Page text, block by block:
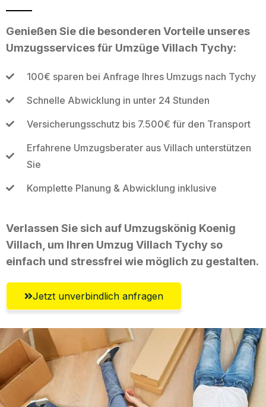
Genießen Sie die besonderen Vorteile unseres
Umzugsservices für Umzüge Villach Tychy:
100€ sparen bei Anfrage Ihres Umzugs nach Tychy
Schnelle Abwicklung in unter 24 Stunden
Versicherungsschutz bis 7.500€ für den Transport
Erfahrene Umzugsberater aus Villach unterstützen
Sie
Komplette Planung & Abwicklung inklusive
Verlassen Sie sich auf Umzugskönig Koenig
Villach, um Ihren Umzug Villach Tychy so
einfach und stressfrei wie möglich zu gestalten.
Jetzt unverbindlich anfragen